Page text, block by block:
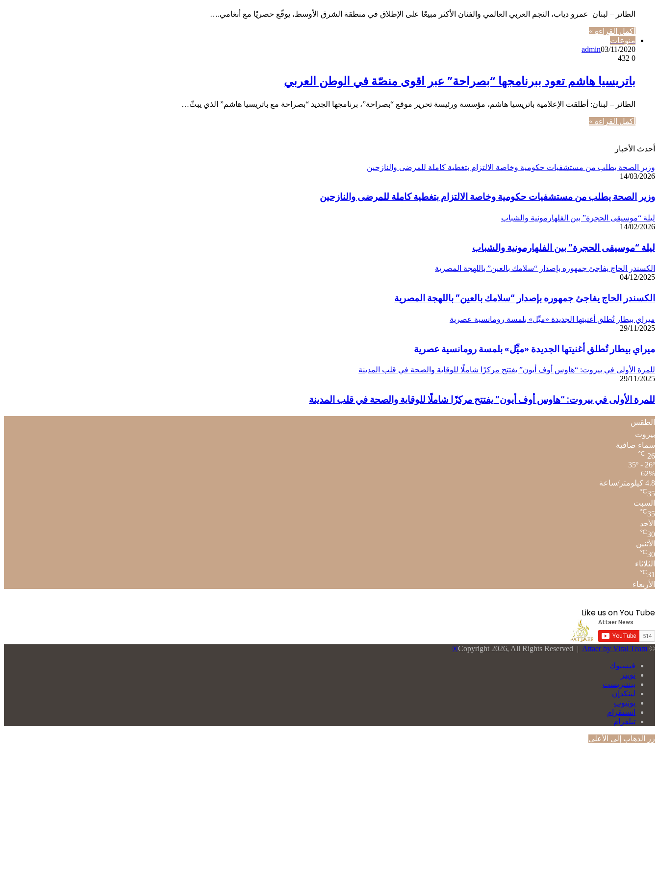
الطائر – لبنان عمرو دياب، النجم العربي العالمي والفنان الأكثر مبيعًا على الإطلاق في منطقة الشرق الأوسط، يوقّع حصريًا مع أنغامي.…
أكمل القراءة »
منوعات
admin03/11/2020
0
باتريسيا هاشم تعود ببرنامجها “بصراحة” عبر اقوى منصّة في الوطن العربي
الطائر – لبنان: أطلقت الإعلامية باتريسيا هاشم، مؤسسة ورئيسة تحرير موقع “بصراحة”، برنامجها الجديد “بصراحة مع باتريسيا هاشم” الذي يبثّ…
أكمل القراءة »
أحدث الأخبار
وزير الصحة يطلب من مستشفيات حكومية وخاصة الالتزام بتغطية كاملة للمرضى والنازحين
14/03/2026
وزير الصحة يطلب من مستشفيات حكومية وخاصة الالتزام بتغطية كاملة للمرضى والنازحين
ليلة “موسيقى الحجرة” بين الفلهارمونية والشباب
14/02/2026
ليلة “موسيقى الحجرة” بين الفلهارمونية والشباب
الكسندر الحاج يفاجئ جمهوره بإصدار “سلامك بالعين” باللهجة المصرية
04/12/2025
الكسندر الحاج يفاجئ جمهوره بإصدار “سلامك بالعين” باللهجة المصرية
ميراي بيطار تُطلق أغنيتها الجديدة «ميِّل» بلمسة رومانسية عصرية
29/11/2025
ميراي بيطار تُطلق أغنيتها الجديدة «ميِّل» بلمسة رومانسية عصرية
للمرة الأولى في بيروت: “هاوس أوف أيون” يفتتح مركزًا شاملًا للوقاية والصحة في قلب المدينة
29/11/2025
للمرة الأولى في بيروت: “هاوس أوف أيون” يفتتح مركزًا شاملًا للوقاية والصحة في قلب المدينة
الطقس
بيروت
سماء صافية
26
℃
35º - 26º
62%
4.8 كيلومتر/ساعة
35
℃
السبت
35
℃
الأحد
30
℃
الأثنين
30
℃
الثلاثاء
31
℃
الأربعاء
Like us on You Tube
© Copyright 2026, All Rights Reserved |
Attaer by Viral Team®
فيسبوك
تويتر
بينتيريست
لينكدإن
يوتيوب
انستقرام
تيلقرام
زر الذهاب إلى الأعلى